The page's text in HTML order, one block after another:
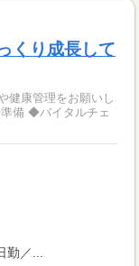
くり成長して
健康管理をお願いし
／...